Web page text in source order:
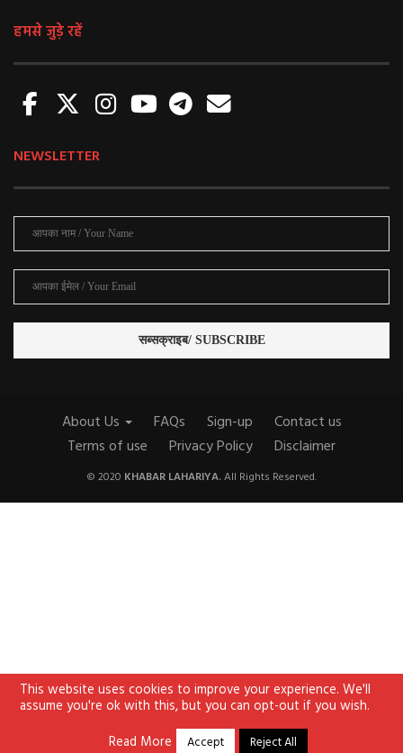
हमसे जुड़े रहें
NEWSLETTER
About Us FAQs Sign-up
Contact us
Terms of use
Privacy Policy Disclaimer
© 2020 KHABAR LAHARIYA.All Rights Reserved.
This website uses cookies to improve your experience. We'll
assume you're ok with this, but you can opt-out if you wish.
Read More
Accept Reject All